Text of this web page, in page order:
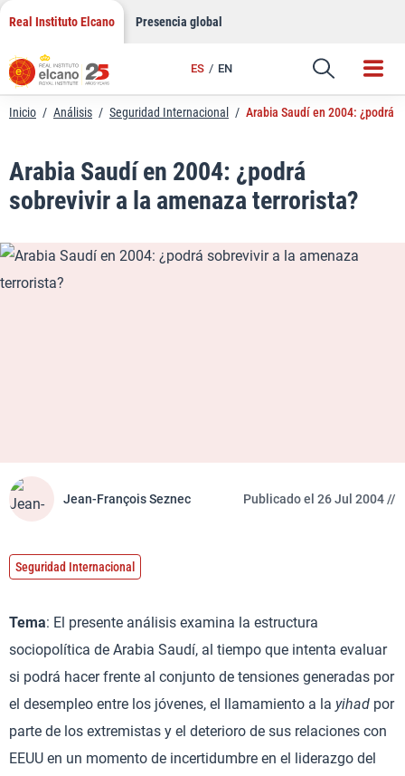
Saltar
contenido
Real Instituto Elcano Presencia global
ES EN
Enlace
Inicio / Análisis / Seguridad Internacional / Arabia Saudí en 2004: ¿podrá
Arabia Saudí en 2004: ¿podrá
sobrevivir a la amenaza terrorista?
Jean-François Seznec Publicado el 26 Jul 2004 //
Seguridad Internacional
Tema: El presente análisis examina la estructura
sociopolítica de Arabia Saudí, al tiempo que intenta evaluar
si podrá hacer frente al conjunto de tensiones generadas por
el desempleo entre los jóvenes, el llamamiento a la yihad por
parte de los extremistas y el deterioro de sus relaciones con
EEUU en un momento de incertidumbre en el liderazgo del